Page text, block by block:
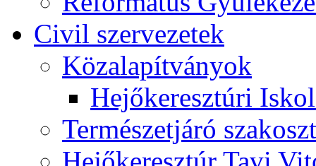
Civil szervezetek
Közalapítványok
Hejőkeresztúri
Természetjáró